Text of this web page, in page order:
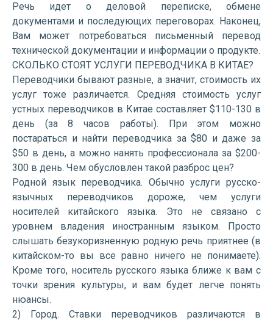
Речь идет о деловой переписке, обмене
документами и последующих переговорах. Наконец,
Вам может потребоваться письменный перевод
технической документации и информации о продукте.
СКОЛЬКО СТОЯТ УСЛУГИ ПЕРЕВОДЧИКА В КИТАЕ?
Переводчики бывают разные, а значит, стоимость их
услуг тоже различается. Средняя стоимость услуг
устных переводчиков в Китае составляет $110-130 в
день (за 8 часов работы). При этом можно
постараться и найти переводчика за $80 и даже за
$50 в день, а можно нанять профессионала за $200-
300 в день. Чем обусловлен такой разброс цен?
Родной язык переводчика. Обычно услуги русско-
язычных переводчиков дороже, чем услуги
носителей китайского языка. Это не связано с
уровнем владения иностранным языком. Просто
слышать безукоризненную родную речь приятнее (в
китайском-то вы все равно ничего не понимаете).
Кроме того, носитель русского языка ближе к вам с
точки зрения культуры, и вам будет легче понять
нюансы.
2) Город. Ставки переводчиков различаются в